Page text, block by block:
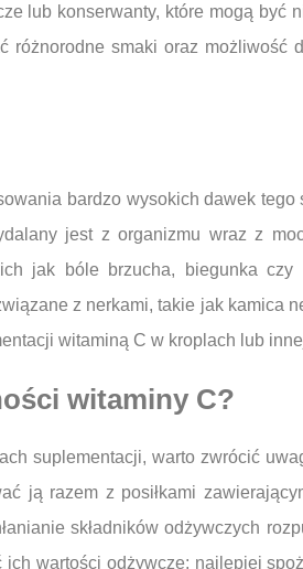
lub konserwanty, które mogą być
różnorodne smaki oraz możliwość
bardzo wysokich dawek tego
jest z organizmu wraz z
jak bóle brzucha, biegunka czy
z nerkami, takie jak kamica
witaminą C w kroplach lub
witaminy C?
suplementacji, warto zwrócić
ją razem z posiłkami
składników odżywczych
wartości odżywcze; najlepiej